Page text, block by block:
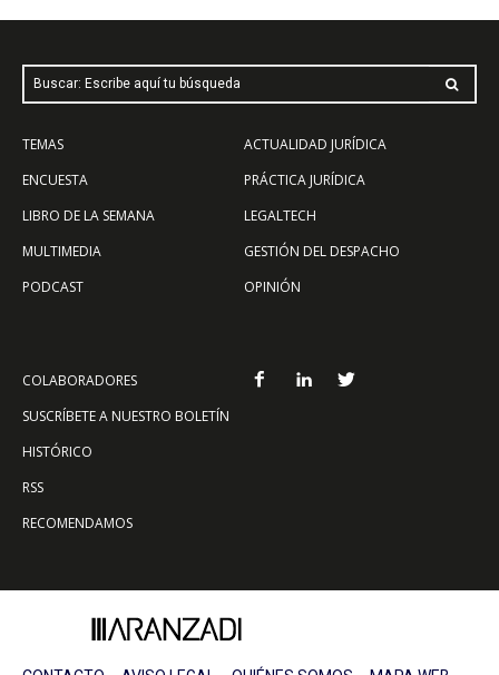
Buscar: Escribe aquí tu búsqueda
TEMAS
ENCUESTA
LIBRO DE LA SEMANA
MULTIMEDIA
PODCAST
ACTUALIDAD JURÍDICA
PRÁCTICA JURÍDICA
LEGALTECH
GESTIÓN DEL DESPACHO
OPINIÓN
COLABORADORES
SUSCRÍBETE A NUESTRO BOLETÍN
HISTÓRICO
RSS
RECOMENDAMOS